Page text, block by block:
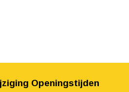
Openingstijden